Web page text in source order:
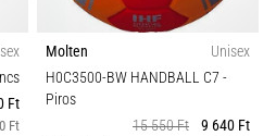
Ft
Ft
Molten
Unisex
H0C3500-BW HANDBALL C7 -
Piros
15 550 Ft
9 640 Ft